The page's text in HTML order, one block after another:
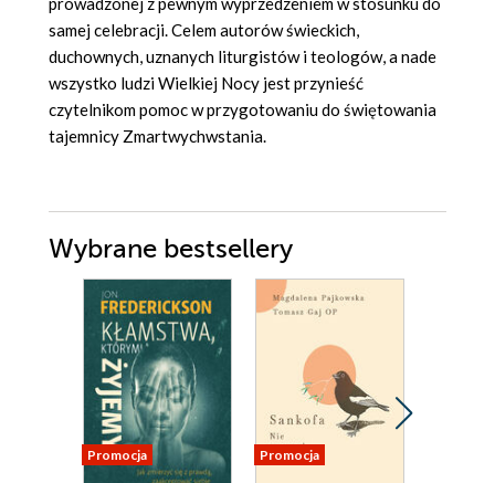
samej celebracji. Celem autorów świeckich,
duchownych, uznanych liturgistów i teologów, a nade
wszystko ludzi Wielkiej Nocy jest przynieść
czytelnikom pomoc w przygotowaniu do świętowania
tajemnicy Zmartwychwstania.
Wybrane bestsellery
Promocja Promocja